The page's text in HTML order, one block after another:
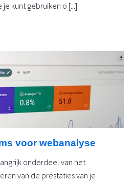
kunt gebruiken o [...]
voor webanalyse
onderdeel van het
van de prestaties van je